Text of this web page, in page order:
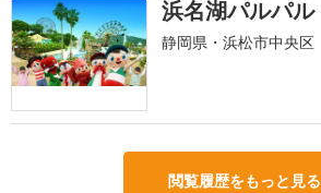
浜名湖パルパル
静岡県・浜松市中央区
閲覧履歴をもっと見る